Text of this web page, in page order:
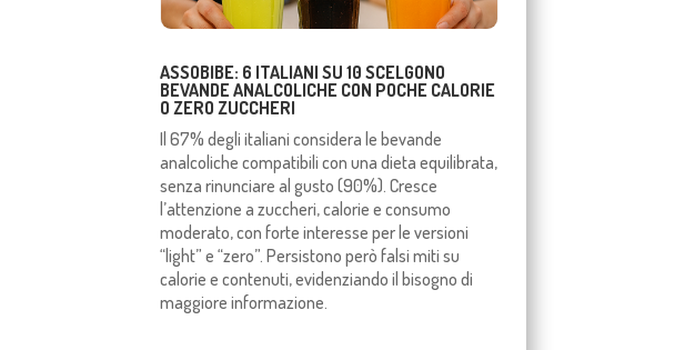
ASSOBIBE: 6 ITALIANI SU 10 SCELGONO
BEVANDE ANALCOLICHE CON POCHE CALORIE
O ZERO ZUCCHERI
Il 67% degli italiani considera le bevande
analcoliche compatibili con una dieta equilibrata,
senza rinunciare al gusto (90%). Cresce
l’attenzione a zuccheri, calorie e consumo
moderato, con forte interesse per le versioni
“light” e “zero”. Persistono però falsi miti su
calorie e contenuti, evidenziando il bisogno di
maggiore informazione.